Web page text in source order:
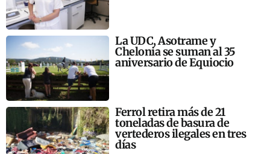
La UDC, Asotrame y
Chelonia se suman al 35
aniversario de Equiocio
Ferrol retira más de 21
toneladas de basura de
vertederos ilegales en tres
días